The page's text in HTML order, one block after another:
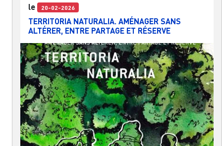
le 20-02-2026
TERRITORIA NATURALIA. AMÉNAGER SANS
ALTÉRER, ENTRE PARTAGE ET RÉSERVE